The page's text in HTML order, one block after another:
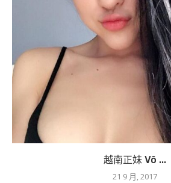
越南正妹 Võ ...
21 9 月, 2017